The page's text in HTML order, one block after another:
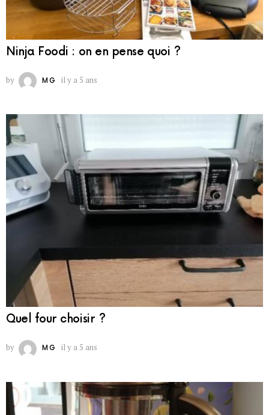
Ninja Foodi : on en pense quoi ?
by MG il y a 5 ans
Quel four choisir ?
by MG il y a 5 ans